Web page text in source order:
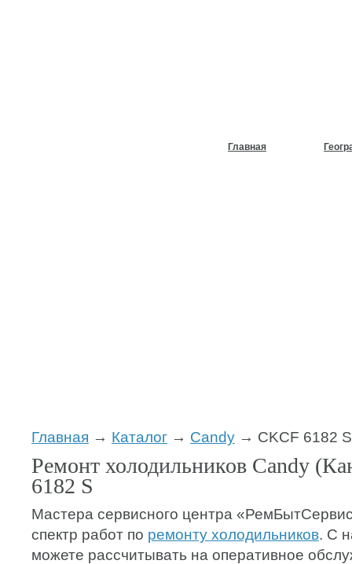
Главная
Главная → Каталог → Candy → CKCF 6182 S
Ремонт холодильников Candy
6182 S
Мастера сервисного центра
спектр работ по ремонту холодильников. С
можете рассчитывать на оперативное